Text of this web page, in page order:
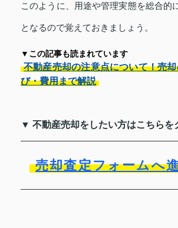
このように、用途や管理実態を総合的
となるので覚えておきましょう。
▼この記事も読まれています
不動産売却の注意点について！売
び・費用まで解説
▼ 不動産売却をしたい方はこちらを
売却査定フォームへ